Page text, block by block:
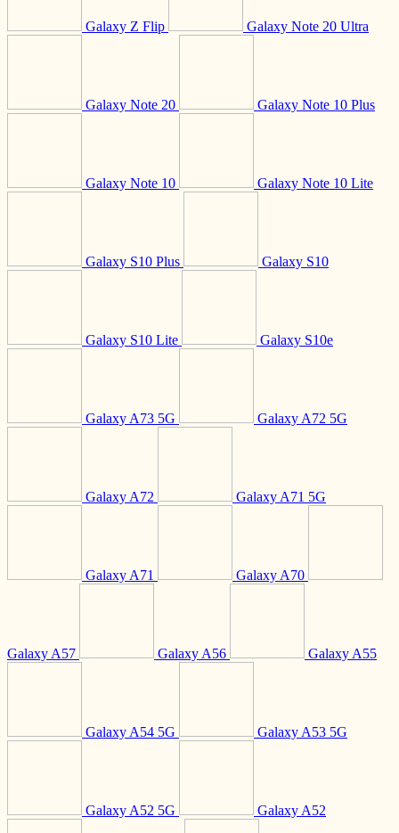
Galaxy Z Flip Galaxy Note 20 Ultra
Galaxy Note 20 Galaxy Note 10 Plus
Galaxy Note 10 Galaxy Note 10 Lite
Galaxy S10 Plus Galaxy S10
Galaxy S10 Lite Galaxy S10e
Galaxy A73 5G Galaxy A72 5G
Galaxy A72 Galaxy A71 5G
Galaxy A71 Galaxy A70
Galaxy A57 Galaxy A56 Galaxy A55
Galaxy A54 5G Galaxy A53 5G
Galaxy A52 5G Galaxy A52